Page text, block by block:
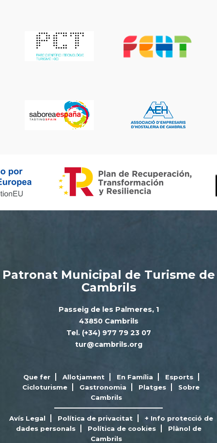
Patronat Municipal de Turisme de
Cambrils
Passeig de les Palmeres, 1
43850 Cambrils
Tel. (+34) 977 79 23 07
tur@cambrils.org
Que fer Allotjament En Família
Esports
Cicloturisme
Gastronomia Platges
Sobre
Cambrils
Avís Legal Política de privacitat
+ Info protecció de
dades personals
Política de cookies
Plànol de
Cambrils